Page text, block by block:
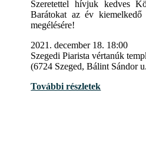
Szeretettel hívjuk kedves
Barátokat az év kiemelkedő
megélésére!
2021. december 18. 18:00
Szegedi Piarista vértanúk
(6724 Szeged, Bálint Sándor
További részletek